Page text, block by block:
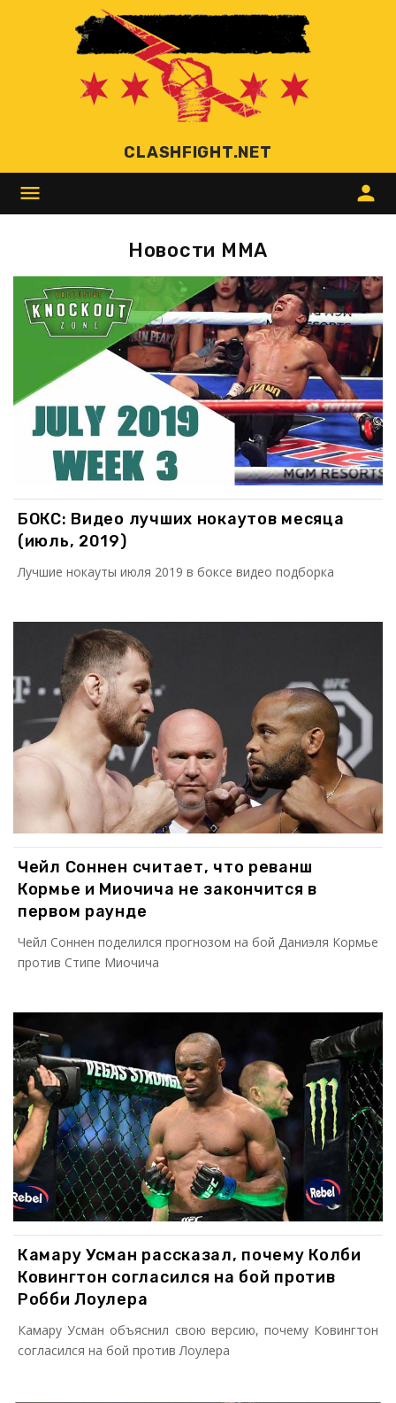
CLASHFIGHT.NET
menu person
Новости ММА
БОКС: Видео лучших нокаутов месяца
(июль, 2019)
Лучшие нокауты июля 2019 в боксе видео подборка
Чейл Соннен считает, что реванш
Кормье и Миочича не закончится в
первом раунде
Чейл Соннен поделился прогнозом на бой Даниэля Кормье
против Стипе Миочича
Камару Усман рассказал, почему Колби
Ковингтон согласился на бой против
Робби Лоулера
Камару Усман объяснил свою версию, почему Ковингтон
согласился на бой против Лоулера